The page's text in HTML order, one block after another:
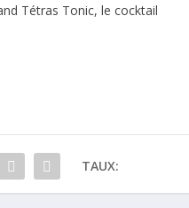
Tétras Tonic, le cocktail
TAUX: